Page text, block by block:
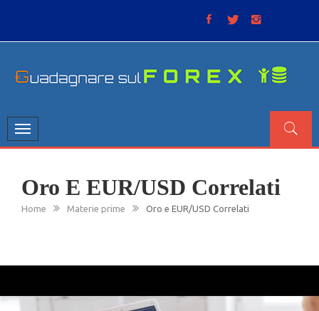
Toggle
navigation
Oro E EUR/USD Correlati
Home Materie prime Oro e EUR/USD Correlati